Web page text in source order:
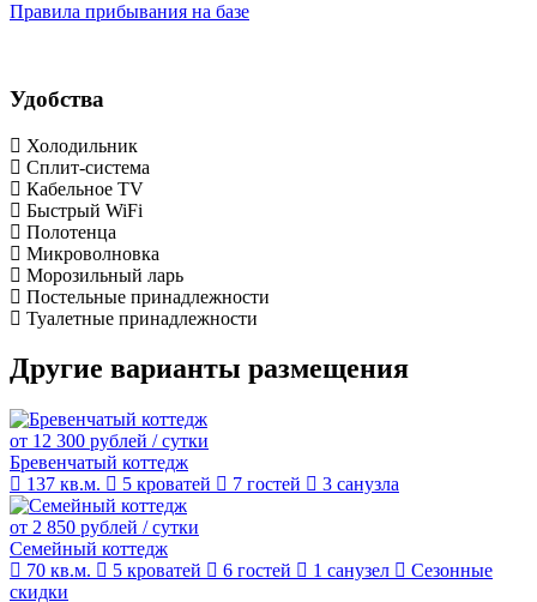
Правила прибывания на базе
Удобства
Холодильник
Сплит-система
Кабельное TV
Быстрый WiFi
Полотенца
Микроволновка
Морозильный ларь
Постельные принадлежности
Туалетные принадлежности
Другие варианты размещения
от 12 300 рублей / сутки
Бревенчатый коттедж
137 кв.м.
5 кроватей 7 гостей 3 санузла
от 2 850 рублей / сутки
Семейный коттедж
70 кв.м.
5 кроватей 6 гостей 1 санузел
Сезонные
скидки